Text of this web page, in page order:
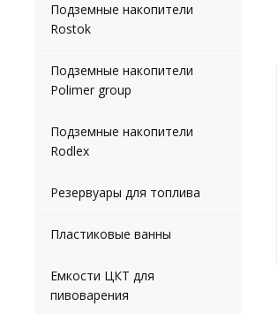
Подземные накопители
Rostok
Подземные накопители
Polimer group
Подземные накопители
Rodlex
Резервуары для топлива
Пластиковые ванны
Емкости ЦКТ для
пивоварения